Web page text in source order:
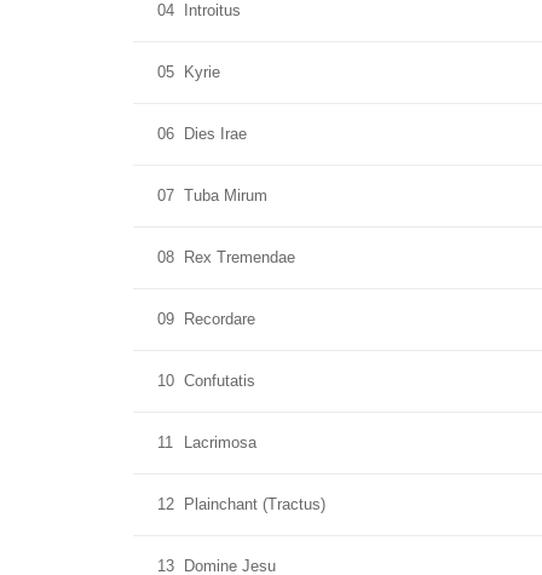
04 Introitus
05 Kyrie
06 Dies Irae
07 Tuba Mirum
08 Rex Tremendae
09 Recordare
10 Confutatis
11 Lacrimosa
12 Plainchant (Tractus)
13 Domine Jesu